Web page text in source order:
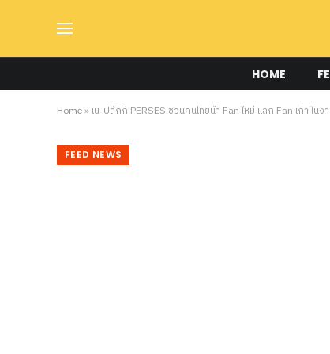
HOME
Home» เน-ปลั๊กกี้ PERSES ชวนคนไทยนำ Fan ใหม่ แลก Fan เก่า ใน
FEED NEWS